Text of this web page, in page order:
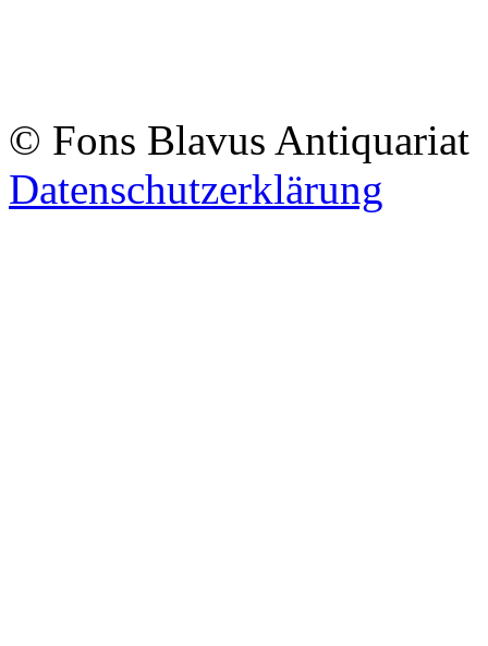
© Fons Blavus
Datenschutzerklärung